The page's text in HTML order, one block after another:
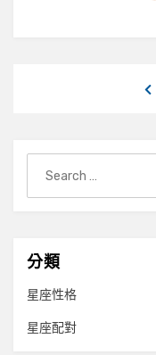
for:
分類
星座性格
星座配對